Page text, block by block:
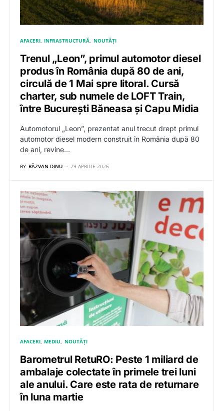
AFACERI INFRASTRUCTURĂ NOUTĂȚI
Trenul „Leon”, primul automotor diesel
produs în România după 80 de ani,
circulă de 1 Mai spre litoral. Cursă
charter, sub numele de LOFT Train,
între București Băneasa și Capu Midia
Automotorul „Leon”, prezentat anul trecut drept primul
automotor diesel modern construit în România după 80
de ani, revine…
BY RĂZVAN DINU 29 APRILIE 2026
AFACERI MEDIU NOUTĂȚI
Barometrul RetuRO: Peste 1 miliard de
ambalaje colectate în primele trei luni
ale anului. Care este rata de returnare
în luna martie